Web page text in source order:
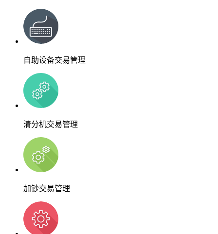
自助设备交易管理
清分机交易管理
加钞交易管理